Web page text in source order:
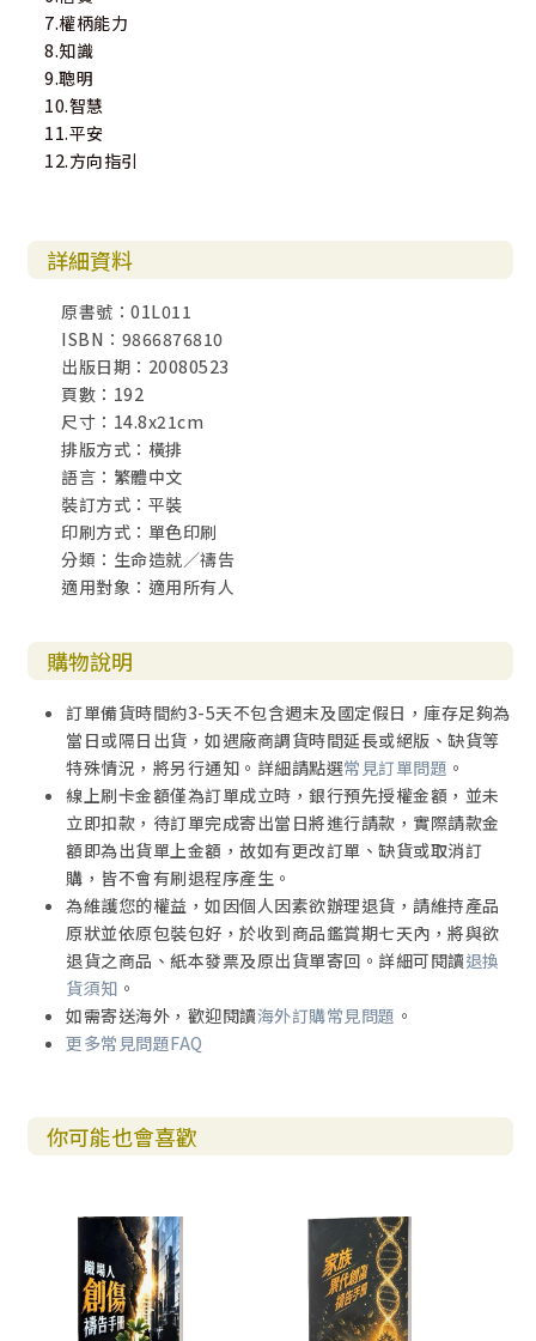
7.權柄能力
8.知識
9.聰明
10.智慧
11.平安
12.方向指引
詳細資料
原書號：01L011
ISBN：9866876810
出版日期：20080523
頁數：192
尺寸：14.8x21cm
排版方式：橫排
語言：繁體中文
裝訂方式：平裝
印刷方式：單色印刷
分類：生命造就／禱告
適用對象：適用所有人
購物說明
訂單備貨時間約3-5天不包含週末及國定假日，庫存足夠為
當日或隔日出貨，如遇廠商調貨時間延長或絕版、缺貨等
特殊情況，將另行通知。詳細請點選常見訂單問題 。
線上刷卡金額僅為訂單成立時，銀行預先授權金額，並未
立即扣款，待訂單完成寄出當日將進行請款，實際請款金
額即為出貨單上金額，故如有更改訂單、缺貨或取消訂
購，皆不會有刷退程序產生。
為維護您的權益，如因個人因素欲辦理退貨，請維持產品
原狀並依原包裝包好，於收到商品鑑賞期七天內，將與欲
退貨之商品、紙本發票及原出貨單寄回。詳細可閱讀退換
貨須知 。
如需寄送海外，歡迎閱讀海外訂購常見問題 。
更多常見問題FAQ
你可能也會喜歡